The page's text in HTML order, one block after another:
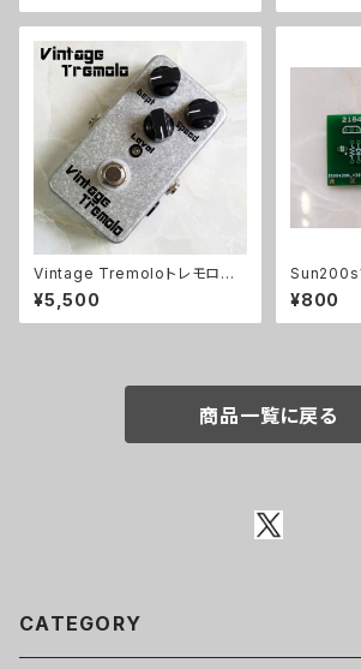
Vintage Tremoloトレモロキッ
ト
¥5,500
Sun200s
¥800
商品一覧に戻る
CATEGORY